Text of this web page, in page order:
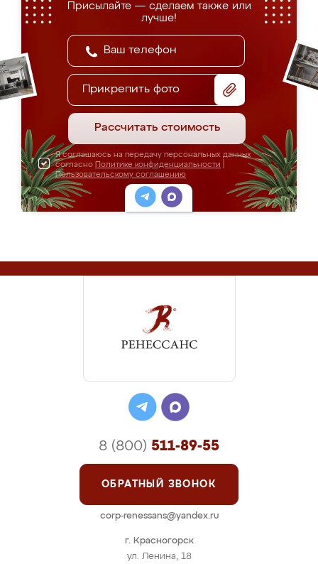
Присылайте — сделаем также или
лучше!
Прикрепить фото
Рассчитать стоимость
Я соглашаюсь на передачу персональных данных
согласно Политике конфиденциальности
Пользовательскому соглашению
г. Красногорск
ул. Ленина, 18
8 (800) 511-89-55
ОБРАТНЫЙ ЗВОНОК
corp-renessans@yandex.ru